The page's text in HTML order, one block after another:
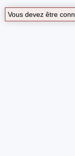
Vous devez être